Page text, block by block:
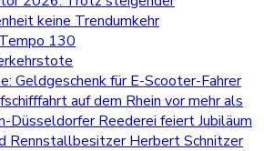
keine Trendumkehr
130
Geldgeschenk für E-Scooter-Fahrer
auf dem Rhein vor mehr als
Düsseldorfer Reederei feiert Jubiläum
Rennstallbesitzer Herbert Schnitzer